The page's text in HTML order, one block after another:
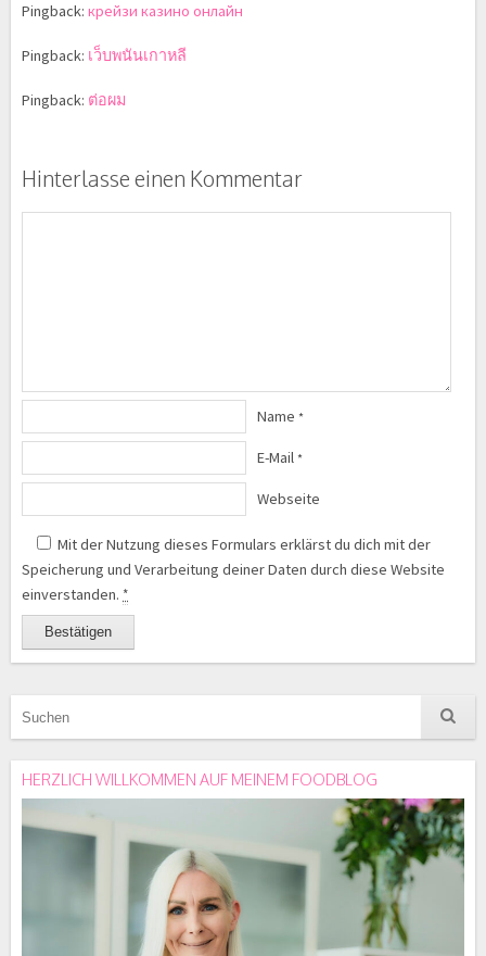
Pingback: крейзи казино онлайн
Pingback: เว็บพนันเกาหลี
Pingback: ต่อผม
Hinterlasse einen Kommentar
Name *
E-Mail *
Webseite
Mit der Nutzung dieses Formulars erklärst du dich mit der
Speicherung und Verarbeitung deiner Daten durch diese Website
einverstanden. *
HERZLICH WILLKOMMEN AUF MEINEM FOODBLOG